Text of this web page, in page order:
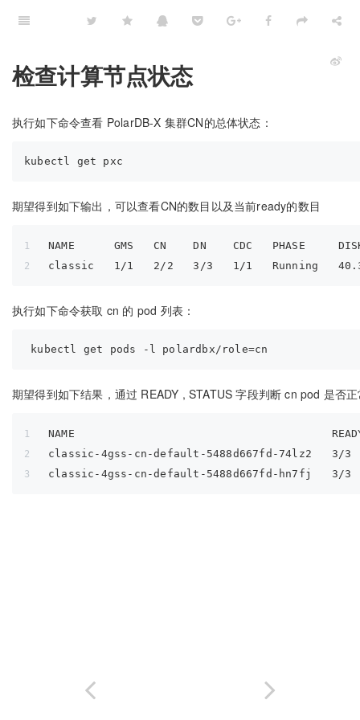
检查计算节点状态
执行如下命令查看 PolarDB-X 集群CN的总体状态：
期望得到如下输出，可以查看CN的数目以及当前ready的数目
NAME      GMS   CN    DN    CDC   PHASE
classic   1/1   2/2   3/3   1/1   Running
执行如下命令获取 cn 的 pod 列表：
期望得到如下结果，通过 READY , STATUS 字段判断 cn pod 是否
NAME                                       READY
classic-4gss-cn-default-5488d667fd-74lz2
classic-4gss-cn-default-5488d667fd-hn7fj